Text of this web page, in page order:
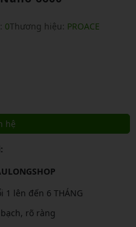
0Thương hiệu: PROACE
hệ
1 lên đến 6 THÁNG
rõ ràng